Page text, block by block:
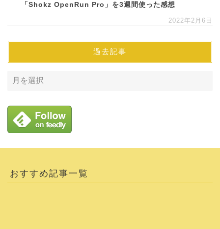
「Shokz OpenRun Pro」を3週間使った感想
2022年2月6日
過去記事
おすすめ記事一覧